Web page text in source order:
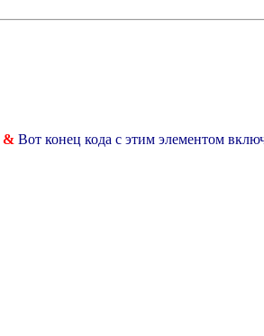
& Вот конец кода с этим элементом